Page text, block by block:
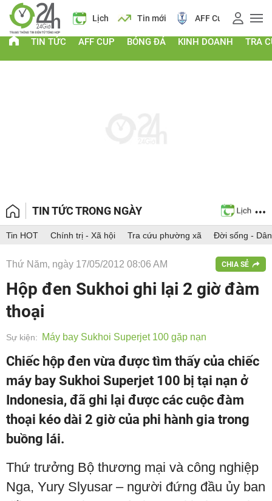
vàng Lịch Tin mới AFF Cup Giá vàng
TIN TỨC AFF CUP BÓNG ĐÁ KINH DOANH TRA
TIN TỨC TRONG NGÀY
Tin HOT Chính trị - Xã hội Tra cứu phường xã Đời sống -
Thứ Năm, ngày 17/05/2012 08:06 AM CHIA SẺ
Hộp đen Sukhoi ghi lại 2 giờ đàm
thoại
Sự kiện: Máy bay Sukhoi Superjet 100 gặp nạn
Chiếc hộp đen vừa được tìm thấy của chiếc
máy bay Sukhoi Superjet 100 bị tại nạn ở
Indonesia, đã ghi lại được các cuộc đàm
thoại kéo dài 2 giờ của phi hành gia trong
buồng lái.
Thứ trưởng Bộ thương mại và công nghiệp
Nga, Yury Slyusar – người đứng đầu ủy ban